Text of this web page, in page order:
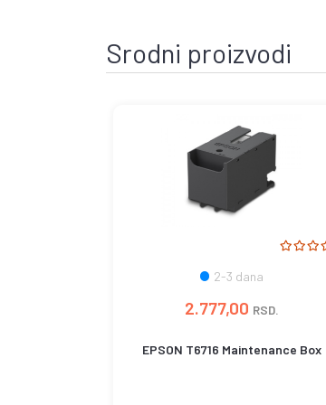
Srodni proizvodi
2-3 dana
2.777,00 RSD.
EPSON T6716 Maintenance Box